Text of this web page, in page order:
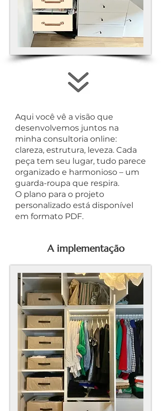
Aqui você vê a visão que
desenvolvemos juntos na
minha consultoria online:
clareza, estrutura, leveza. Cada
peça tem seu lugar, tudo parece
organizado e harmonioso – um
guarda-roupa que respira.
O plano para o projeto
personalizado está disponível
em formato PDF.
A implementação